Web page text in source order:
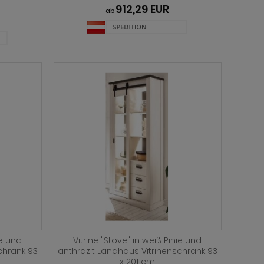
ab 912,29 EUR
und
93
Vitrine "Stove" in weiß Pinie und
anthrazit Landhaus Vitrinenschrank 93